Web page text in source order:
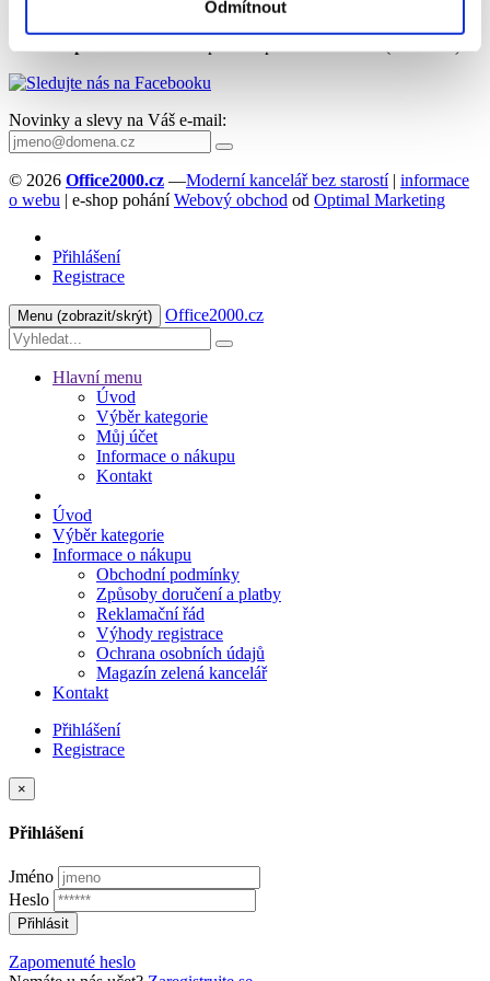
Odmítnout
renomovaných značek
Novinky a slevy na Váš e-mail:
© 2026 Office2000.cz —Moderní kancelář bez starostí| informace
o webu | e-shop poháníWebový obchod od Optimal Marketing
Přihlášení
Registrace
Menu (zobrazit/skrýt) Office2000.cz
Hlavní menu
Úvod
Výběr kategorie
Můj účet
Informace o nákupu
Kontakt
Úvod
Výběr kategorie
Informace o nákupu
Obchodní podmínky
Způsoby doručení a platby
Reklamační řád
Výhody registrace
Ochrana osobních údajů
Magazín zelená kancelář
Kontakt
Přihlášení
Registrace
×
Přihlášení
Jméno
Heslo
Přihlásit
Zapomenuté heslo